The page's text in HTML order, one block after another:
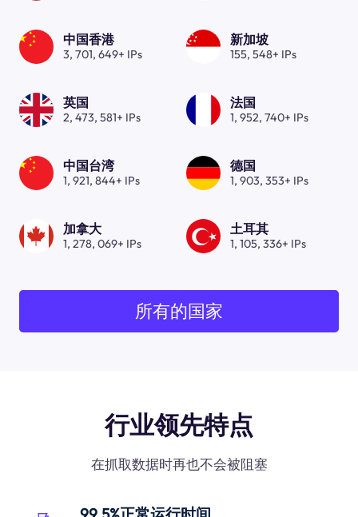
中国香港
3, 701, 649+ IPs
新加坡
155, 548+ IPs
英国
2, 473, 581+ IPs
法国
1, 952, 740+ IPs
中国台湾
1, 921, 844+ IPs
德国
1, 903, 353+ IPs
加拿大
1, 278, 069+ IPs
土耳其
1, 105, 336+ IPs
所有的国家
行业领先特点
在抓取数据时再也不会被阻塞